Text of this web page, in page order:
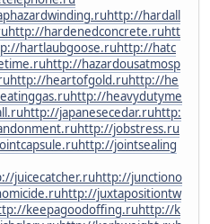
http://hardall
http://hardenedconcrete.ruhtt
hartlaubgoose.ruhttp://hatc
http://hazardousatmosp
http://heartofgold.ruhttp://he
http://heavydutyme
http://japanesecedar.ruhttp:
http://jobstress.ru
http://jointsealing
juicecatcher.ruhttp://junctiono
http://juxtapositiontw
keepagoodoffing.ruhttp://k